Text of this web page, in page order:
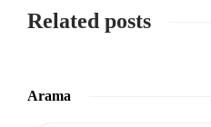
Related posts
Arama